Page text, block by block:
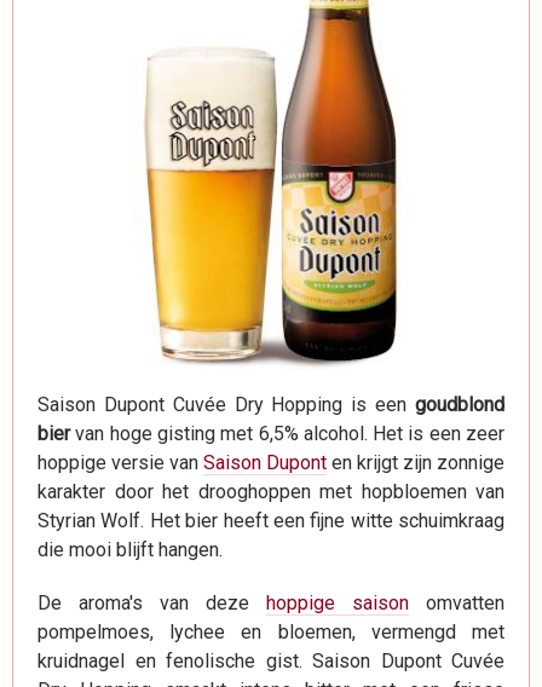
Saison Dupont Cuvée Dry Hopping is een goudblond
biervan hoge gisting met 6,5% alcohol. Het is een zeer
hoppige versie van Saison Dupont en krijgt zijn zonnige
karakter door het drooghoppen met hopbloemen van
Styrian Wolf. Het bier heeft een fijne witte schuimkraag
die mooi blijft hangen.
De aroma's van deze hoppige saison omvatten
pompelmoes, lychee en bloemen, vermengd met
kruidnagel en fenolische gist. Saison Dupont Cuvée